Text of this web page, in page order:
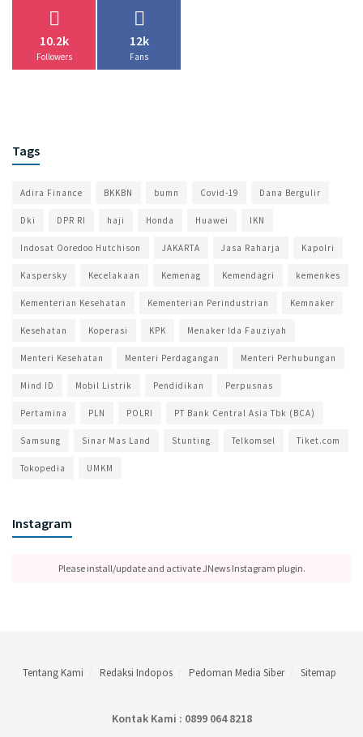
10.2k
Followers
12k
Fans
Tags
Adira Finance BKKBN bumn Covid-19 Dana Bergulir
Dki DPR RI haji Honda Huawei IKN
Indosat Ooredoo Hutchison JAKARTA Jasa Raharja Kapolri
Kaspersky Kecelakaan Kemenag Kemendagri kemenkes
Kementerian Kesehatan Kementerian Perindustrian Kemnaker
Kesehatan Koperasi KPK Menaker Ida Fauziyah
Menteri Kesehatan Menteri Perdagangan Menteri Perhubungan
Mind ID Mobil Listrik Pendidikan Perpusnas
Pertamina PLN POLRI PT Bank Central Asia Tbk (BCA)
Samsung Sinar Mas Land Stunting Telkomsel Tiket.com
Tokopedia UMKM
Instagram
Please install/update and activate JNews Instagram plugin.
Tentang Kami Redaksi Indopos Pedoman Media Siber Sitemap
Kontak Kami : 0899 064 8218